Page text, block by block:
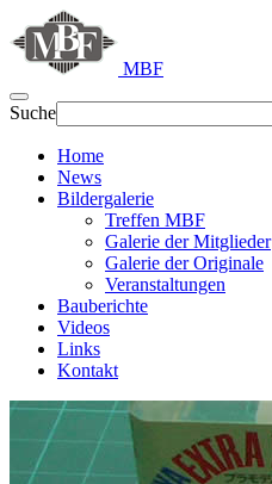
MBF
Suche
Home
News
Bildergalerie
Treffen MBF
Galerie der Mitglieder
Galerie der Originale
Veranstaltungen
Bauberichte
Videos
Links
Kontakt